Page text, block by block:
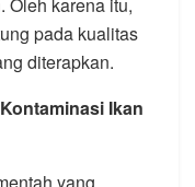
Oleh karena itu,
pada kualitas
diterapkan.
Ikan